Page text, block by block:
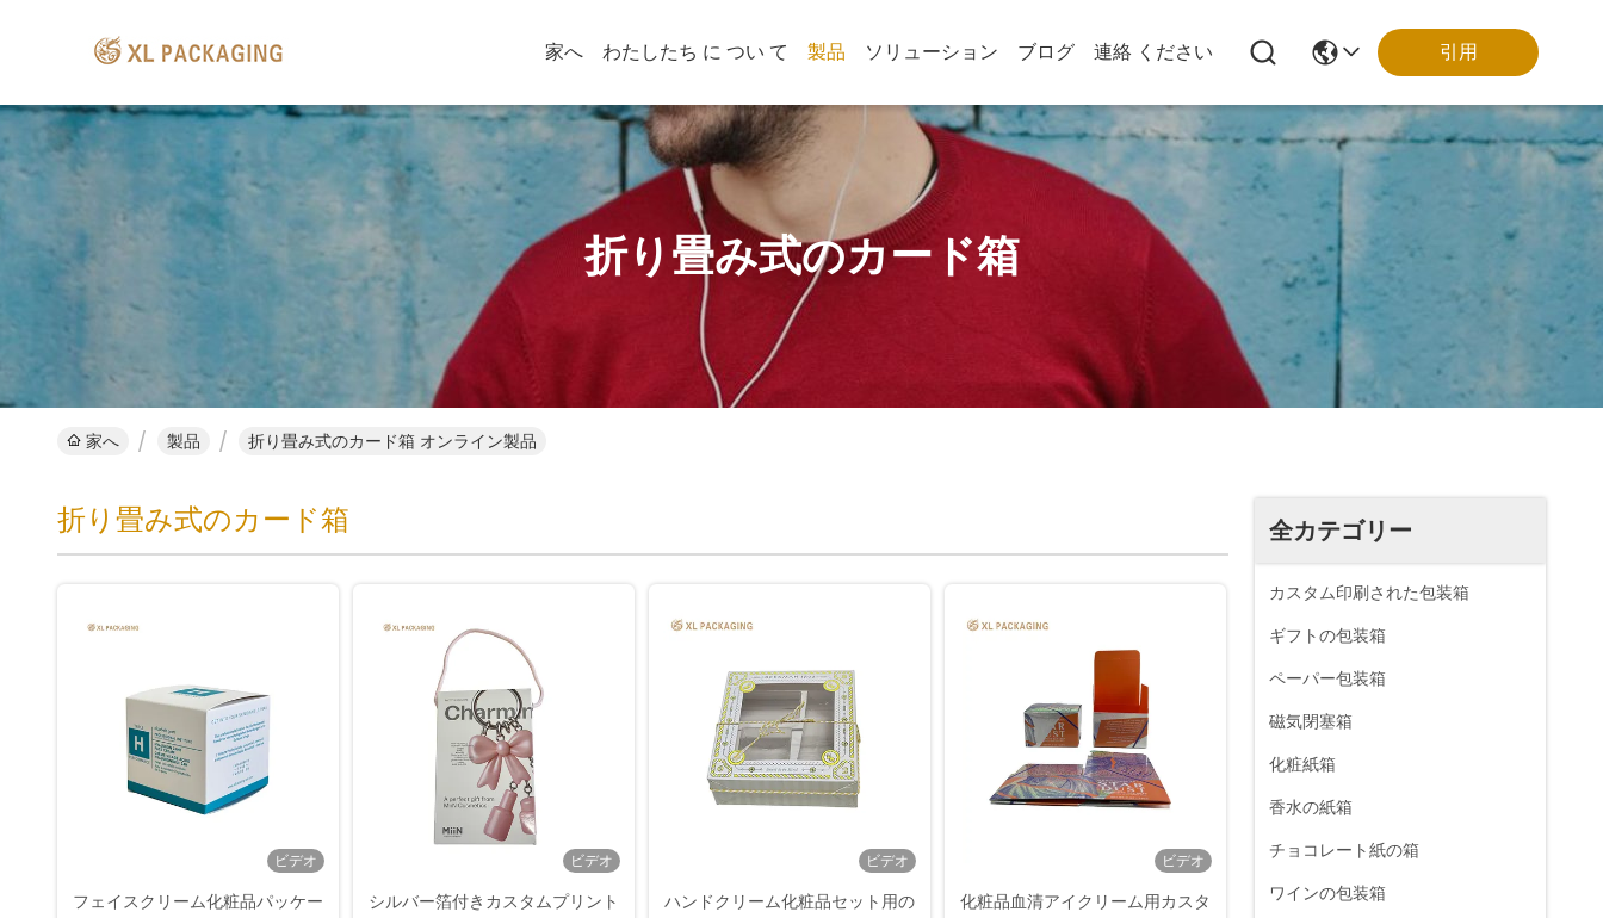
家へ わたしたち に つい て 製品 ソリューション ブログ 連絡 ください 引用
折り畳み式のカード箱
家へ 製品 折り畳み式のカード箱 オンライン製品
全カテゴリー
カスタム印刷された包装箱
ギフトの包装箱
ペーパー包装箱
磁気閉塞箱
化粧紙箱
香水の紙箱
チョコレート紙の箱
ワインの包装箱
折り畳み式のカード箱
ビデオ
フェイスクリーム化粧品パッケー
ビデオ
シルバー箔付きカスタムプリント
ビデオ
ハンドクリーム化粧品セット用の
ビデオ
化粧品血清アイクリーム用カスタ